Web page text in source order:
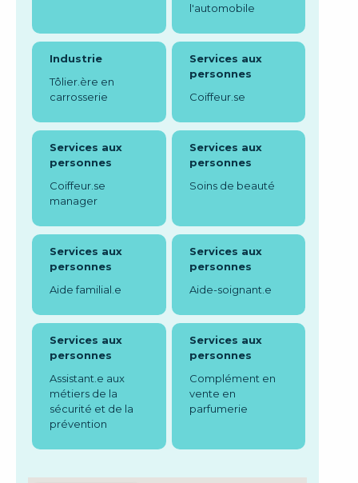
l'automobile
Industrie
Tôlier.ère en
carrosserie
Services aux
personnes
Coiffeur.se
Services aux
personnes
Coiffeur.se
manager
Services aux
personnes
Soins de beauté
Services aux
personnes
Aide familial.e
Services aux
personnes
Aide-soignant.e
Services aux
personnes
Assistant.e aux
métiers de la
sécurité et de la
prévention
Services aux
personnes
Complément en
vente en
parfumerie